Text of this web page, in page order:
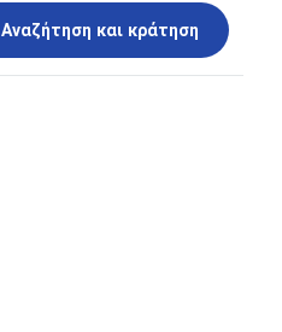
Αναζήτηση και κράτηση